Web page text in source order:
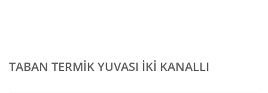
TABAN TERMİK YUVASI İKİ KANALLI